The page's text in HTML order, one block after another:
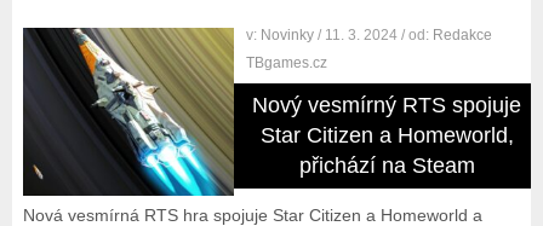
v: Novinky / 11. 3. 2024 / od: Redakce
TBgames.cz
Nový vesmírný RTS spojuje
Star Citizen a Homeworld,
přichází na Steam
Nová vesmírná RTS hra spojuje Star Citizen a Homeworld a